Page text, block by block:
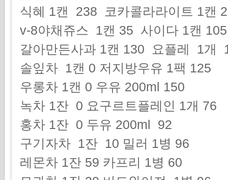
식혜 1캔 238 코카콜라라이트 1캔
v-8야채쥬스 1캔 35 사이다 1캔 105
갈아만든사과 1캔 130 요플레 1개
솔잎차 1캔 0 저지방우유 1팩 125
우롱차 1캔 0 우유 200ml 150
녹차 1잔 0 요구르트플레인 1개 76
홍차 1잔 0 두유 200ml 92
구기자차 1잔 10 밀러 1병 96
레몬차 1잔 59 카프리 1병 60